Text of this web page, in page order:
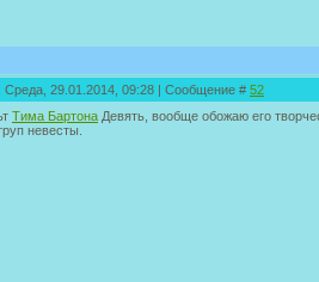
Среда, 29.01.2014, 09:28 | Сообщение # 52
Тима Бартона Девять, вообще обожаю его
невесты.